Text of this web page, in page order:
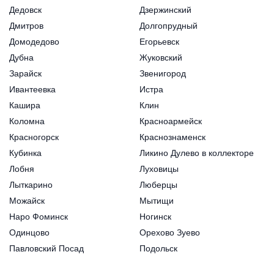
Дедовск
Дзержинский
Дмитров
Долгопрудный
Домодедово
Егорьевск
Дубна
Жуковский
Зарайск
Звенигород
Ивантеевка
Истра
Кашира
Клин
Коломна
Красноармейск
Красногорск
Краснознаменск
Кубинка
Ликино Дулево в коллекторе
Лобня
Луховицы
Лыткарино
Люберцы
Можайск
Мытищи
Наро Фоминск
Ногинск
Одинцово
Орехово Зуево
Павловский Посад
Подольск